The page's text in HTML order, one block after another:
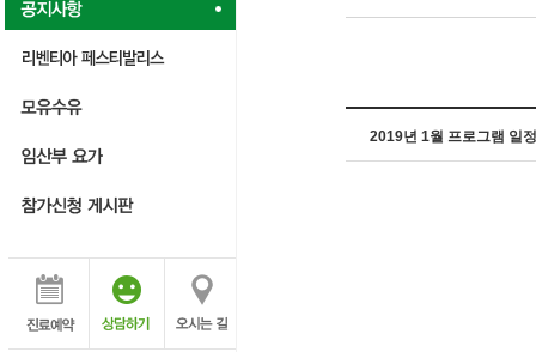
2019년 1월 프로그램 일